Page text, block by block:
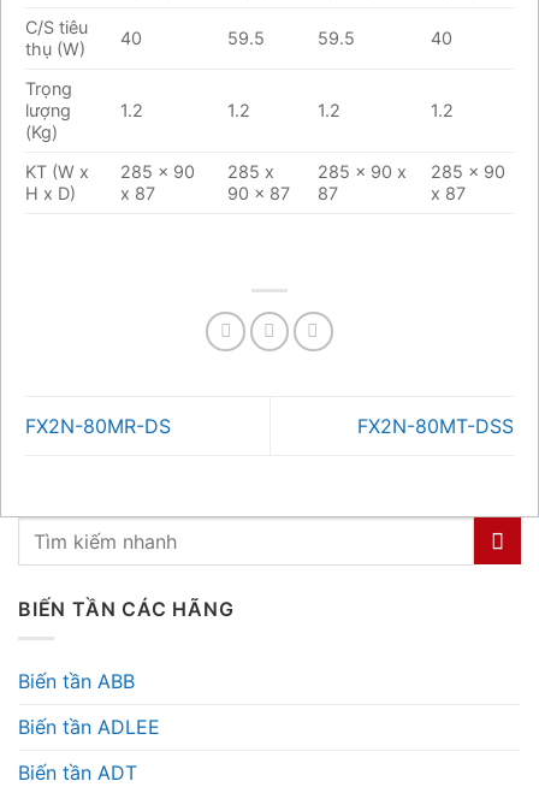
BIẾN TẦN CÁC HÃNG
Biến tần ABB
Biến tần ADLEE
Biến tần ADT
C/S tiêu
thụ (W)
40 59.5 59.5 40
Trọng
lượng
(Kg)
1.2 1.2 1.2 1.2
KT (W x
H x D)
285 x 90
x 87
285 x
90 x 87
285 x 90 x
87
285 x 90
x 87
FX2N-80MR-DS FX2N-80MT-DSS